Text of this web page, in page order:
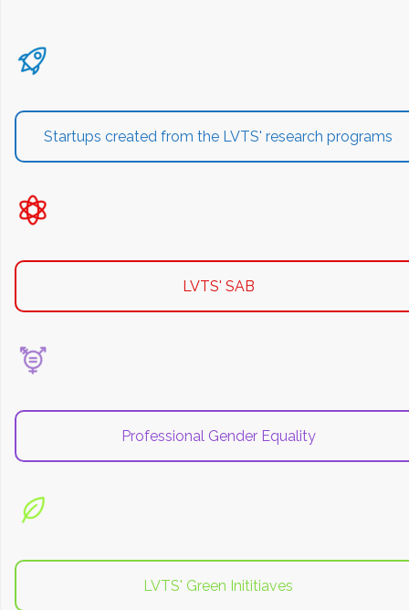
Startups created from the LVTS' research programs
LVTS' SAB
Professional Gender Equality
LVTS' Green Inititiaves